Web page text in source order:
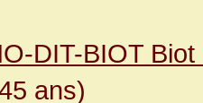
DIT-BIOT Biot
ans)